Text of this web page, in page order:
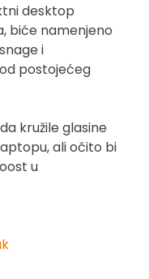
desktop
biće namenjeno
i
postojećeg
kružile glasine
ali očito bi
u